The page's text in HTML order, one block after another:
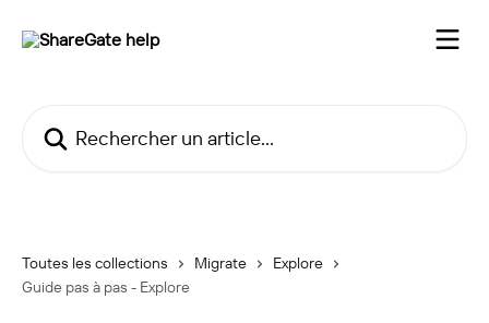
Toutes les collections Migrate
Explore
Guide pas à pas - Explore